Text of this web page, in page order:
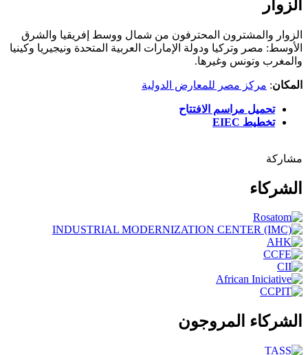
الزوار
الزوار والمشترون المحترفون من شمال ووسط إفريقيا والشرق
الأوسط: مصر وتركيا ودولة الإمارات العربية المتحدة ونيجيريا وكينيا
والمغرب وتونس وغيرها.
المكان: مركز مصر للمعارض الدولیة
تحميل مراسم الافتتاح
تخطيط EIEC
مشاركة
الشركاء
الشركاء المروجون